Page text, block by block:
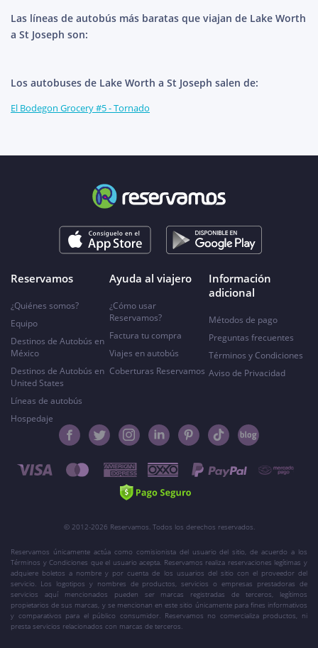
Las líneas de autobús más baratas que viajan de Lake Worth
a St Joseph son:
Los autobuses de Lake Worth a St Joseph salen de:
El Bodegon Grocery #5 - Tornado
Reservamos
¿Quiénes somos?
Equipo
Destinos de Autobús en
México
Destinos de Autobús en
United States
Líneas de autobús
Hospedaje
Ayuda al viajero
¿Cómo usar
Reservamos?
Factura tu compra
Viajes en autobús
Coberturas Reservamos
Información
adicional
Métodos de pago
Preguntas frecuentes
Términos y Condiciones
Aviso de Privacidad
© 2012-2026 Reservamos. Todos los derechos reservados.
Reservamos únicamente actúa como comisionista del usuario del sitio, de acuerdo a los
Términos y Condiciones que el usuario acepta. Reservamos realiza reservaciones legítimas y
adquiere boletos a nombre y por cuenta de los usuarios del sitio con el proveedor del
servicio. Los logotipos y nombres de productos, servicios o empresas prestadoras de
servicios aquí mencionados pueden ser marcas registradas de terceros, legítimos
propietarios de sus marcas, y se mencionan en este sitio únicamente para fines informativos
y comparativos para el público consumidor. Reservamos no comercializa productos, ni
presta servicios relacionados con marcas de terceros.